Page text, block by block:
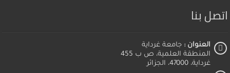
اتصل بنا
العنوان : جامعة غرداية
المنطقة العلمية، ص ب 455
غرداية، 47000، الجزائر